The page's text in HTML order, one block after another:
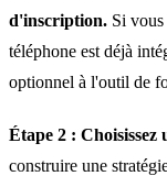
d'inscription. Si
téléphone est déjà
optionnel à l'outil de
Étape 2 : Choisissez
construire une